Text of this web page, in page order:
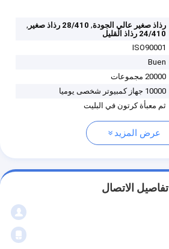
رذاذ صغير عالي الجودة, 28/410 رذاذ صغير
,
24/410 رذاذ القليل
ISO90001
Buen
20000 مجموعات
10000 جهاز كمبيوتر شخصى يوميا
ثم معبأة كرتون في البليت
عرض المزيد
تفاصيل الاتصال